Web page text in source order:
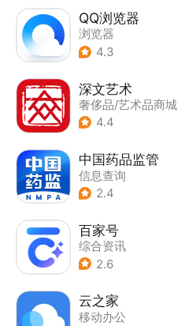
QQ浏览器
浏览器
4.3
深文艺术
奢侈品/艺术品商城
4.4
中国药品监管
信息查询
2.4
百家号
综合资讯
2.6
云之家
移动办公